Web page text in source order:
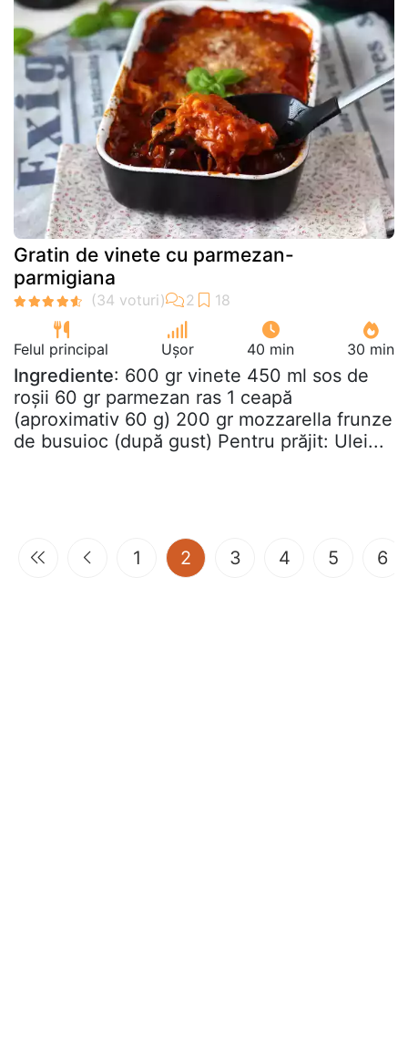
Gratin de vinete cu parmezan-
parmigiana
Felul principal Ușor 40 min 30 min
Ingrediente: 600 gr vinete 450 ml sos de
roșii 60 gr parmezan ras 1 ceapă
(aproximativ 60 g) 200 gr mozzarella frunze
de busuioc (după gust) Pentru prăjit: Ulei...
1 2 (current)
3 4 5 6